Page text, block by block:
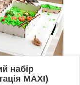
набір
MAXI)